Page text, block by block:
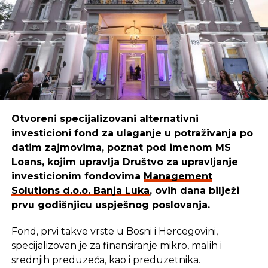
Boškoističe:
“Mi smo sredstva iskoristili da kreiramo,
unaprijedimo i pustimo u izdavaštvo udžbenike za
djecu, prilagođene raznim uzrastima. Danas naši
udžbenici pomažu mnogim mališanima da lakše
uče i odrastaju.”
REKLAMA
Cilj u Management Solutions -u ostaje isti: da
budemo pouzdan partner onima koji stvaraju,
razvijaju i unaprjeđuju našu zajednicu. Zato
nastavljaju istim putem — jer kada ulažu u ljude i
Otvoreni specijalizovani alternativni
investicioni fond za ulaganje u potraživanja po
datim zajmovima, poznat pod imenom MS
Loans, kojim upravlja Društvo za upravljanje
investicionim fondovima Management
Solutions d.o.o. Banja Luka, ovih dana bilježi
prvu godišnjicu uspješnog poslovanja.
Fond, prvi takve vrste u Bosni i Hercegovini,
specijalizovan je za finansiranje mikro, malih i
srednjih preduzeća, kao i preduzetnika.